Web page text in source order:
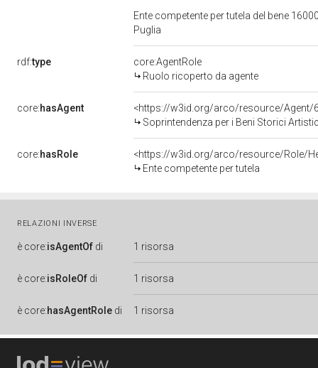
Ente competente per tutela del bene
Puglia
rdf:type
core:AgentRole
Ruolo ricoperto da agente
core:hasAgent
<https://w3id.org/arco/resource/Agent/
Soprintendenza per i Beni Storici
core:hasRole
<https://w3id.org/arco/resource/Role/
Ente competente per tutela
RELAZIONI INVERSE
è core:isAgentOf di 1 risorsa
è core:isRoleOf di 1 risorsa
è core:hasAgentRole di 1 risorsa